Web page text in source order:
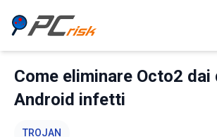
Come eliminare Octo2
Android infetti
TROJAN